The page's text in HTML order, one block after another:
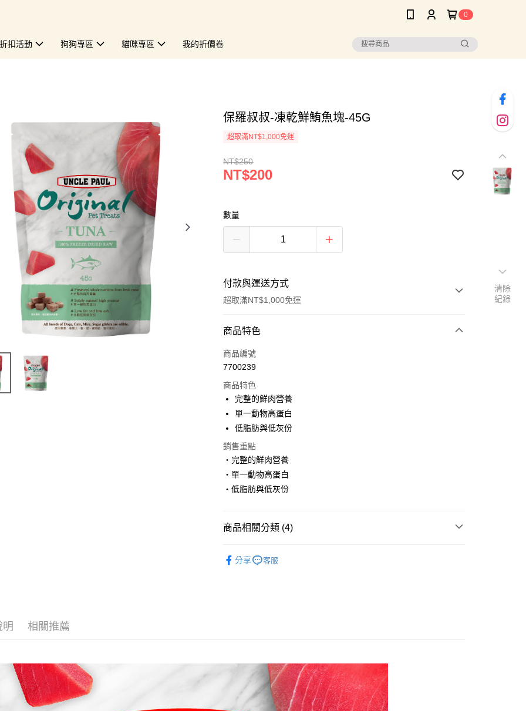
0
扣活動 狗狗專區 貓咪專區 我的折價卷
保羅叔叔-凍乾鮮鮪魚塊-45G
超取滿NT$1,000免運
NT$250
NT$200
數量
付款與運送方式
超取滿NT$1,000免運
付款方式
信用卡一次付款
LINE Pay
Apple Pay
悠遊付
每筆NT$60，滿NT$1,000(含以上)免運費
商品特色
商品編號
7700239
商品特色
完整的鮮肉營養
單一動物高蛋白
低脂肪與低灰份
銷售重點
‧完整的鮮肉營養
‧單一動物高蛋白
‧低脂肪與低灰份
商品相關分類 (4)
分享 客服
明 相關推薦
清除
紀錄